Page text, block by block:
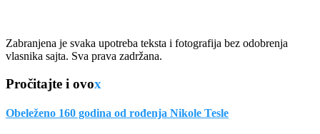
Zabranjena je svaka upotreba teksta i fotografija bez odobrenja
vlasnika sajta. Sva prava zadržana.
Pročitajte i ovox
Obeleženo 160 godina od rođenja Nikole Tesle